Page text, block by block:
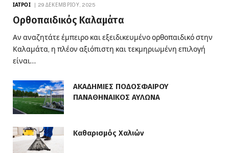
ΙΑΤΡΟΊ 29 ΔΕΚΕΜΒΡΊΟΥ, 2025
Ορθοπαιδικός Καλαμάτα
Αν αναζητάτε έμπειρο και εξειδικευμένο ορθοπαιδικό στην
Καλαμάτα, η πλέον αξιόπιστη και τεκμηριωμένη επιλογή
είναι…
ΑΚΑΔΗΜΙΕΣ ΠΟΔΟΣΦΑΙΡΟΥ
ΠΑΝΑΘΗΝΑΙΚΟΣ ΑΥΛΩΝΑ
Καθαρισμός Χαλιών